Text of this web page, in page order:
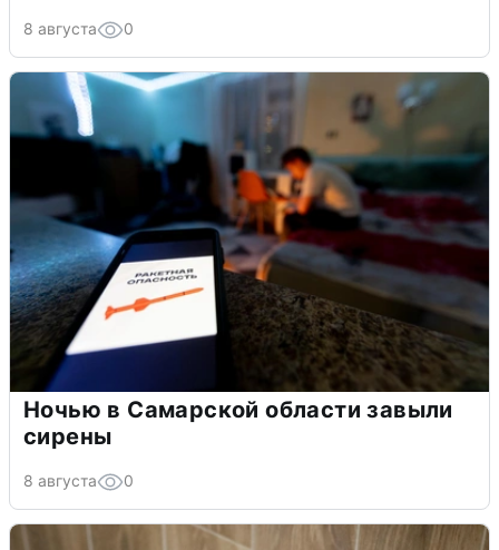
8 августа 0
Ночью в Самарской области завыли
сирены
8 августа 0